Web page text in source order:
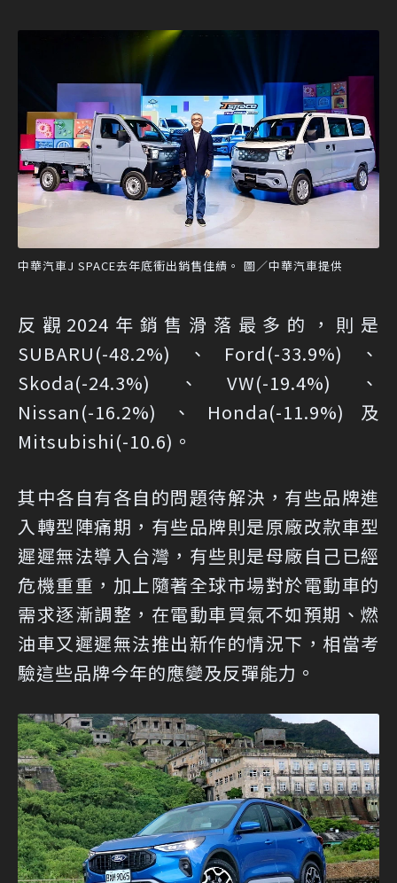
中華汽車J SPACE去年底衝出銷售佳績。 圖／中華汽車提供
反觀2024年銷售滑落最多的，則是
SUBARU(-48.2%)、Ford(-33.9%)、
Skoda(-24.3%)、VW(-19.4%)、
Nissan(-16.2%)、Honda(-11.9%)及
Mitsubishi(-10.6)。
其中各自有各自的問題待解決，有些品牌進
入轉型陣痛期，有些品牌則是原廠改款車型
遲遲無法導入台灣，有些則是母廠自己已經
危機重重，加上隨著全球市場對於電動車的
需求逐漸調整，在電動車買氣不如預期、燃
油車又遲遲無法推出新作的情況下，相當考
驗這些品牌今年的應變及反彈能力。